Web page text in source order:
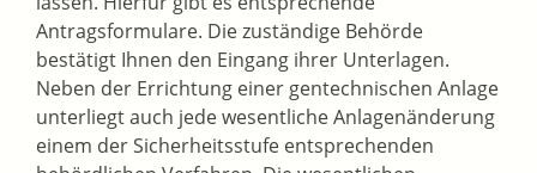
Antragsformulare. Die zuständige Behörde
bestätigt Ihnen den Eingang ihrer Unterlagen.
Neben der Errichtung einer gentechnischen Anlage
unterliegt auch jede wesentliche Anlagenänderung
einem der Sicherheitsstufe entsprechenden